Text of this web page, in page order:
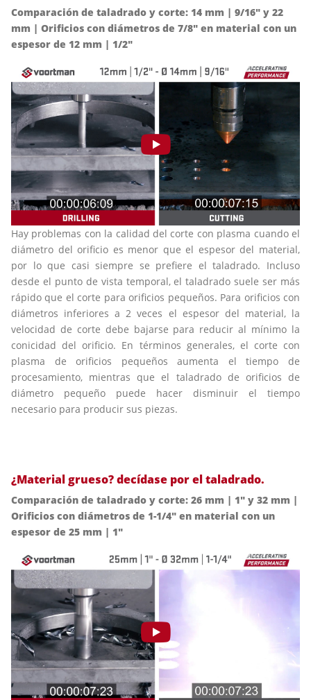
Comparación de taladrado y corte: 14 mm | 9/16" y 22
mm | Orificios con diámetros de 7/8" en material con un
espesor de 12 mm | 1/2"
Hay problemas con la calidad del corte con plasma cuando el
diámetro del orificio es menor que el espesor del material,
por lo que casi siempre se prefiere el taladrado. Incluso
desde el punto de vista temporal, el taladrado suele ser más
rápido que el corte para orificios pequeños. Para orificios con
diámetros inferiores a 2 veces el espesor del material, la
velocidad de corte debe bajarse para reducir al mínimo la
conicidad del orificio. En términos generales, el corte con
plasma de orificios pequeños aumenta el tiempo de
procesamiento, mientras que el taladrado de orificios de
diámetro pequeño puede hacer disminuir el tiempo
necesario para producir sus piezas.
¿Material grueso? decídase por el taladrado.
Comparación de taladrado y corte: 26 mm | 1" y 32 mm |
Orificios con diámetros de 1-1/4" en material con un
espesor de 25 mm | 1"